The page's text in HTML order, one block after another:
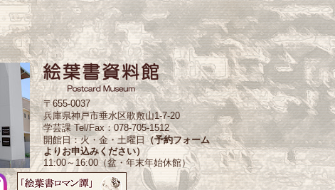
〒655-0037
兵庫県神戸市垂水区歌敷山1-7-20
学芸課 Tel/Fax：078-705-1512
開館日：火・金・土曜日 （予約フォーム
よりお申込みください）
11:00～16:00（盆・年末年始休館）